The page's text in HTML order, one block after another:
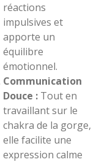
réactions
impulsives et
apporte un
équilibre
émotionnel.
Communication
Douce : Tout en
travaillant sur le
chakra de la gorge,
elle facilite une
expression calme